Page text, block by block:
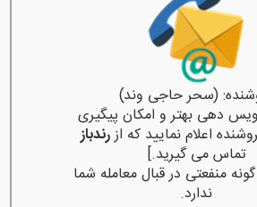
(سحر حاجی وند)
دهی بهتر و امکان پیگیری
اعلام نمایید که ازرندباز
تماس می گیرید.]
منفعتی در قبال معامله شما
ندارد.